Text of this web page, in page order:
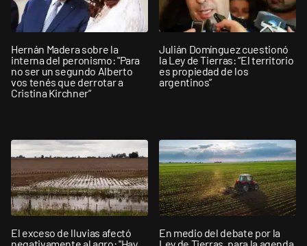
Hernán Madera sobre la
interna del peronismo: "Para
no ser un segundo Alberto
vos tenés que derrotar a
Cristina Kirchner”
Julián Domínguez cuestionó
la Ley de Tierras: “El territorio
es propiedad de los
argentinos”
El exceso de lluvias afectó
En medio del debate por la